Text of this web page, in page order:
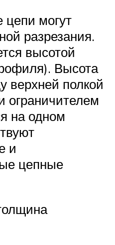
могут
разрезания.
высотой
Высота
верхней полкой
ограничителем
на одном
и
цепные